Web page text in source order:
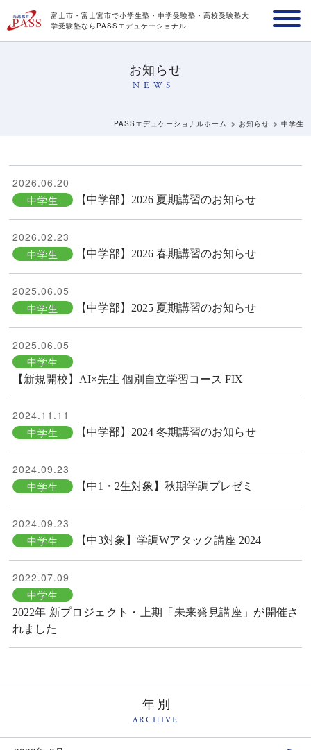
富士市・富士宮市で小学生塾・中学受験塾・高校受験塾大
学受験塾ならPASSエデュケーショナル
お知らせ
NEWS
PASSエデュケーショナルホーム お知らせ 中学生
年別
ARCHIVE
2026.06.20
中学生
【中学部】2026 夏期講習のお知らせ
2026.02.23
中学生
【中学部】2026 春期講習のお知らせ
2025.06.05
中学生
【中学部】2025 夏期講習のお知らせ
2025.06.05
中学生
【新規開校】AI×先生 個別自立学習コース FIX
2024.11.11
中学生
【中学部】2024 冬期講習のお知らせ
2024.09.23
中学生
【中1・2生対象】秋期学調プレゼミ
2024.09.23
中学生
【中3対象】学調Wアタック講座 2024
2022.07.09
中学生
2022年 新プロジェクト・上期「未来発見講座」が開催さ
れました